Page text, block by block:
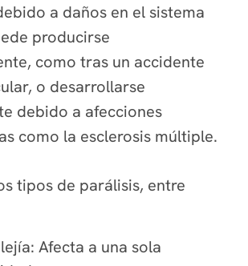
a daños en el sistema
producirse
como tras un accidente
o desarrollarse
debido a afecciones
como la esclerosis múltiple.
tipos de parálisis, entre
Afecta a una sola